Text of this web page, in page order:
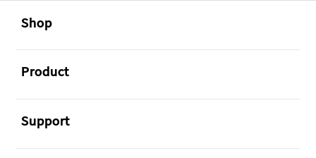
Footer Navigation
Shop
Product
Support